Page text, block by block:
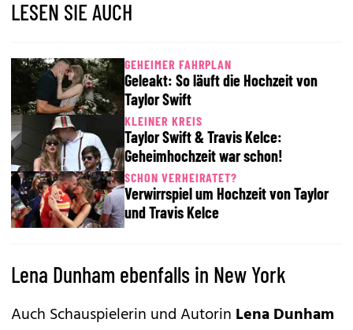
LESEN SIE AUCH
GEHEIMER FAHRPLAN
Geleakt: So läuft die Hochzeit von
Taylor Swift
KLEINER KREIS
Taylor Swift & Travis Kelce:
Geheimhochzeit war schon!
SCHON VERHEIRATET?
Verwirrspiel um Hochzeit von Taylor
und Travis Kelce
Lena Dunham ebenfalls in New York
Auch Schauspielerin und Autorin Lena Dunham